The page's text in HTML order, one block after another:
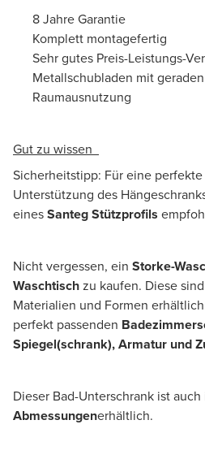
8 Jahre Garantie
Komplett montagefertig
Sehr gutes Preis-Leistungs-
Metallschubladen mit
Raumausnutzung
Gut zu wissen
Sicherheitstipp: Für eine
Unterstützung des
einesSanteg Stützprofils
Nicht vergessen, ein Storke-
Waschtischzu kaufen. Diese
Materialien und Formen
perfekt passenden
Spiegel(schrank), Armatur und
Dieser Bad-Unterschrank ist auch
Abmessungenerhältlich.